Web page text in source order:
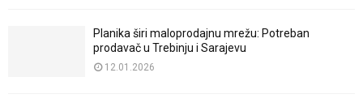
Planika širi maloprodajnu mrežu: Potreban
prodavač u Trebinju i Sarajevu
12.01.2026